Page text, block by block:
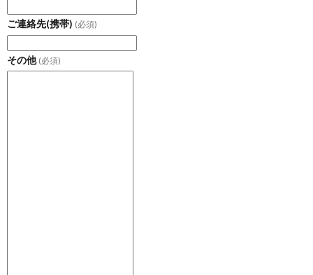
ご連絡先(携帯) (必須)
その他 (必須)